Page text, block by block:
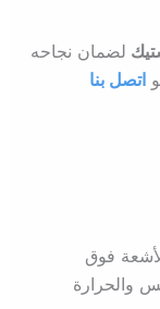
لضمان نجاحه
اتصل بنا
فوق
والحرارة